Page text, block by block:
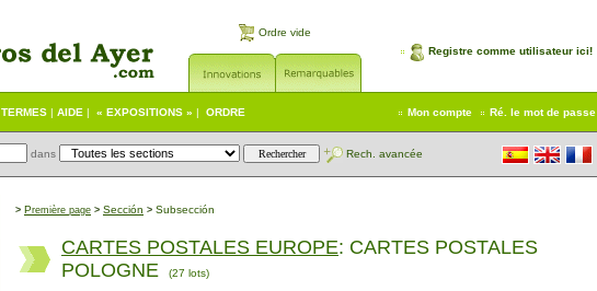
Ordre vide
Registre comme utilisateur ici!
TERMES | AIDE | « EXPOSITIONS » | ORDRE Mon compte Ré. le mot de passe
dans Rech. avancée
> Première page > Sección > Subsección
CARTES POSTALES EUROPE: CARTES POSTALES
POLOGNE
(27 lots)